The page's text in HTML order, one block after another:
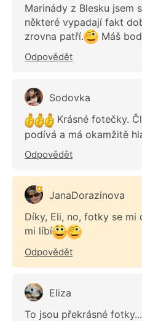
Marinády z Blesku jsem
některé vypadají fakt
zrovna patří.
Máš
Odpovědět
Sodovka
Krásné fotečky.
podívá a má okamžitě
Odpovědět
JanaDorazinova
Díky, Eli, no, fotky se
mi líbí
Odpovědět
Eliza
To jsou překrásné fotky...